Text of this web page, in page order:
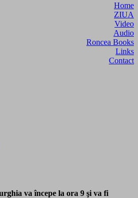
Home
ZIUA
Video
Audio
Roncea Books
Links
Contact
va începe la ora 9 şi va fi